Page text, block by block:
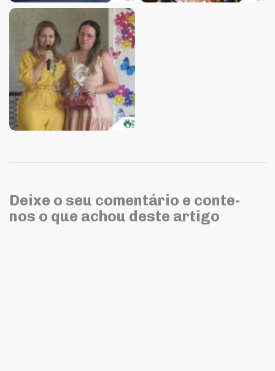
Deixe o seu comentário e conte-
nos o que achou deste artigo